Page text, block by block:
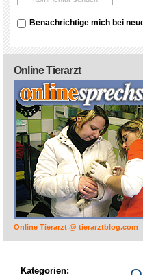
Benachrichtige mich bei
Online Tierarzt
Online Tierarzt @ tierarztblog.com
Kategorien: